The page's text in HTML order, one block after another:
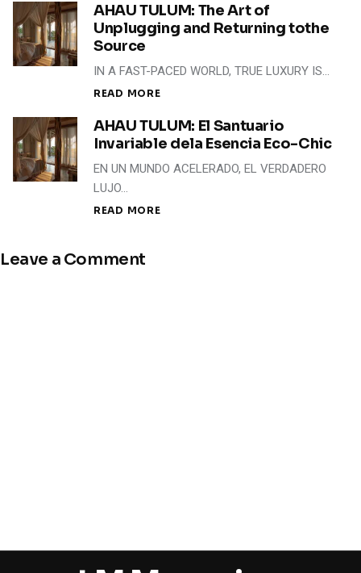
AHAU TULUM: The Art of
Unplugging and Returning tothe
Source
IN A FAST-PACED WORLD, TRUE LUXURY IS…
READ MORE
AHAU TULUM: El Santuario
Invariable dela Esencia Eco-Chic
EN UN MUNDO ACELERADO, EL VERDADERO
LUJO…
READ MORE
Leave a Comment